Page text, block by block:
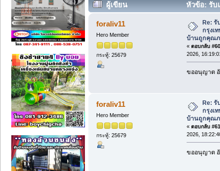
ผู้เขียน
หัวข้อ: รับ
บ้านถูกคุณภาพสูงสำหรับบ้านใหม่ (อ่าน
foraliv11
Hero Member
กระทู้: 25679
Re: รั
กรุงเ
บ้านถูกคุณภ
« ตอบกลับ
2026,
ขออนุญาต
foraliv11
Hero Member
กระทู้: 25679
Re: รั
กรุงเ
บ้านถูกคุณภ
« ตอบกลับ
2026,
ขออนุญาต